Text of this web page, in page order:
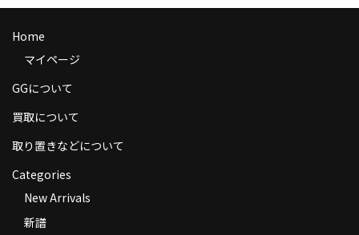
Help
送料
お支払い方法
返品
コンディション
Home
マイページ
GGについて
買取について
取り置きなどについて
Categories
New Arrivals
新譜